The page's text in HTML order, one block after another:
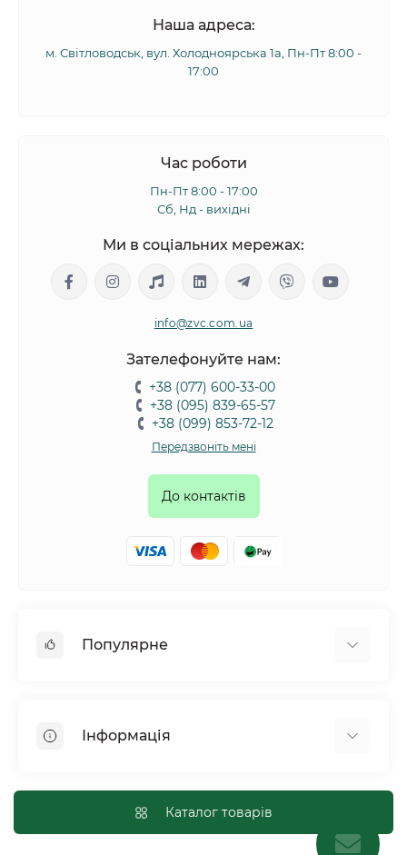
Наша адреса:
м. Світловодськ, вул. Холодноярська 1а, Пн-Пт 8:00 -
17:00
Час роботи
Пн-Пт 8:00 - 17:00
Сб, Нд - вихідні
Ми в соціальних мережах:
info@zvc.com.ua
Зателефонуйте нам:
+38 (077) 600-33-00
+38 (095) 839-65-57
+38 (099) 853-72-12
Передзвоніть мені
До контактів
Популярне
Птахи
Рептилії
Сільськогосподарські тварини та птахи
Інформація
Оплата і доставка
Політика конфіденційності
Каталог товарів